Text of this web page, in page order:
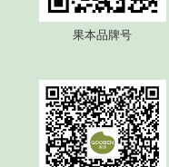
果本品牌号